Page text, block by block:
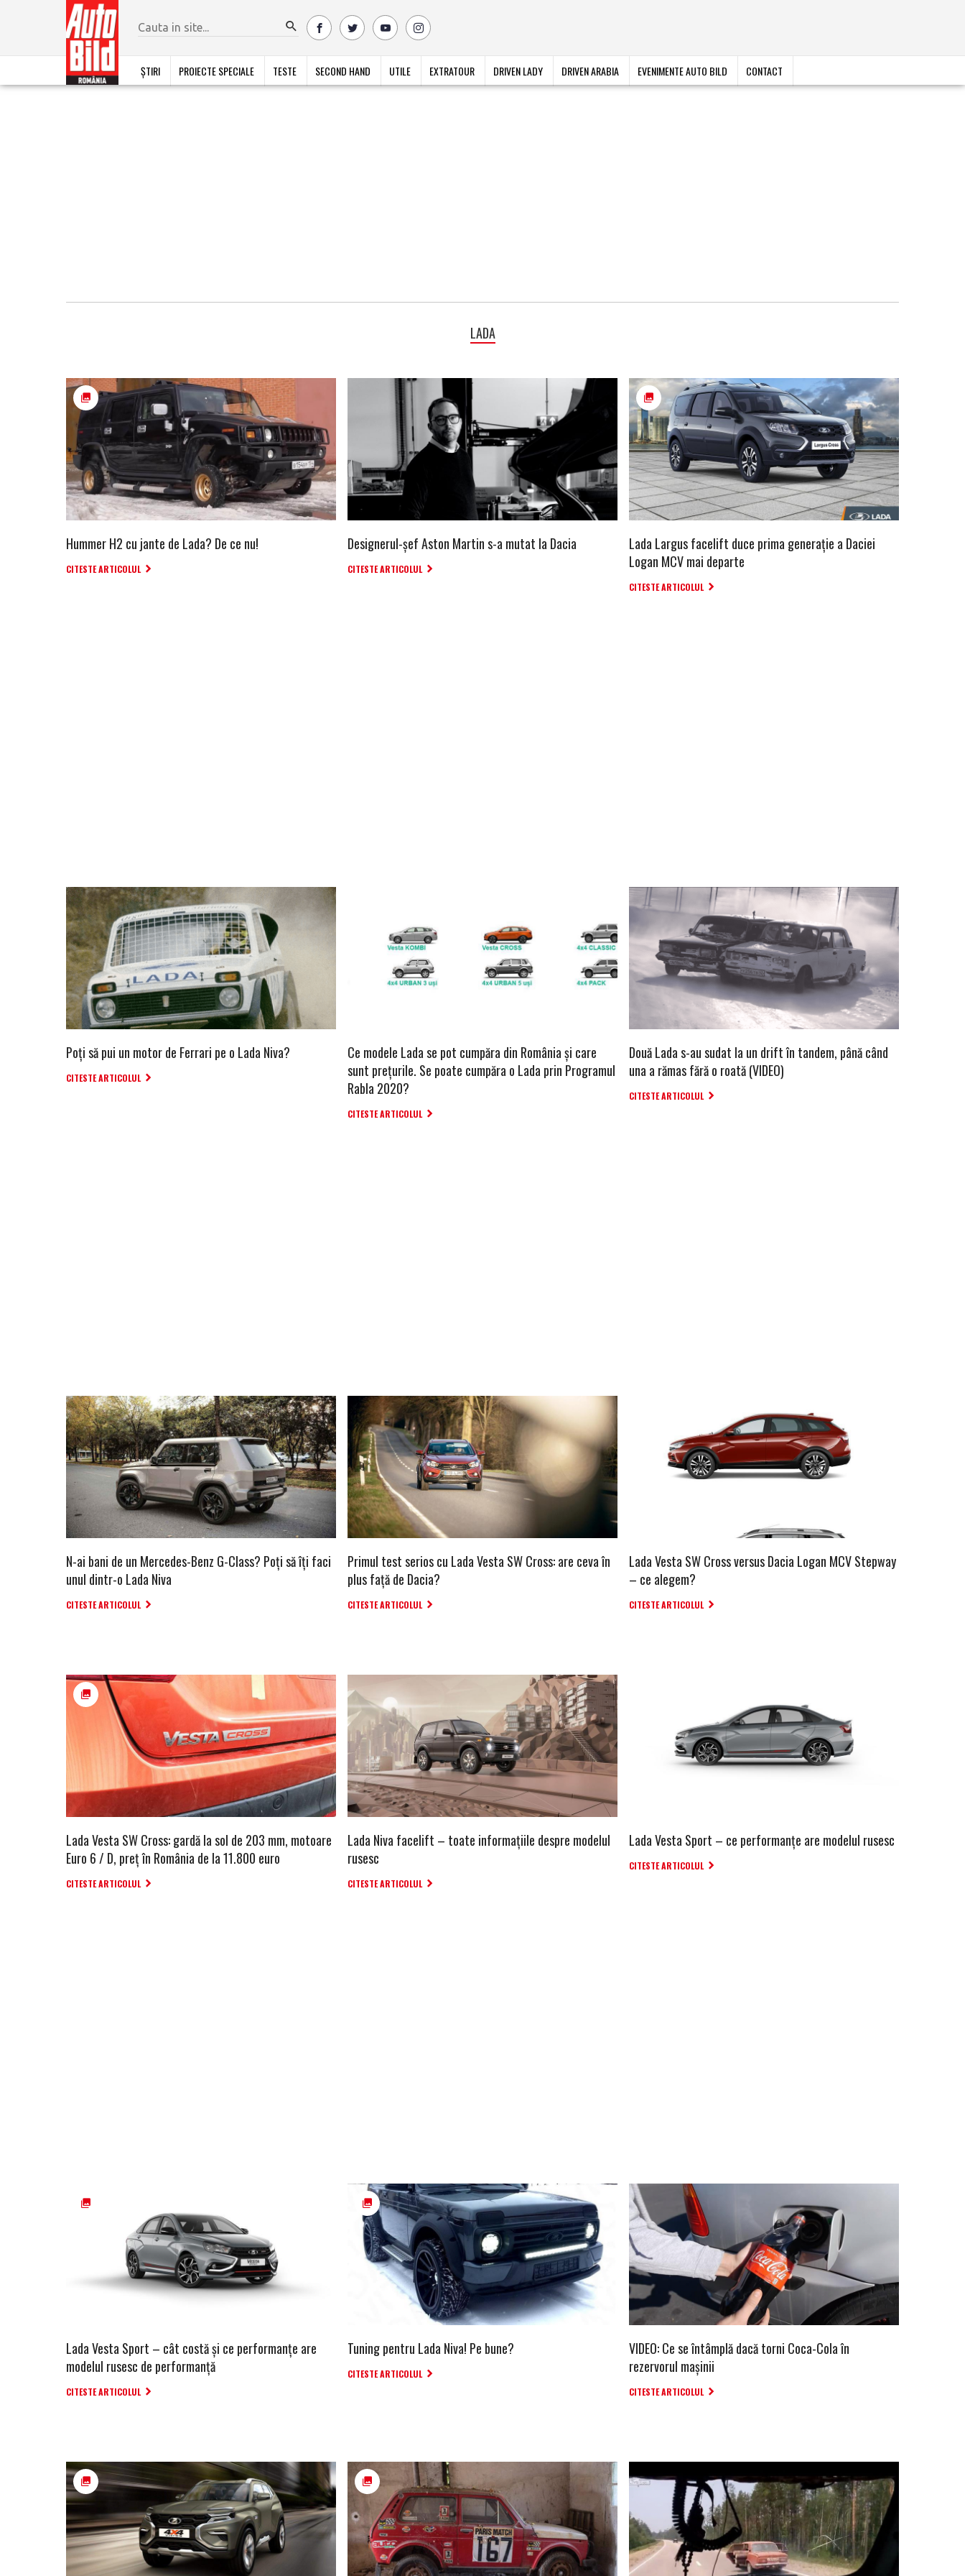
ȘTIRI PROIECTE SPECIALE TESTE SECOND HAND UTILE EXTRATOUR DRIVEN LADY DRIVEN ARABIA EVENIMENTE AUTO BILD CONTACT
LADA
Hummer H2 cu jante de Lada? De ce nu!
CITESTE ARTICOLUL
Designerul-șef Aston Martin s-a mutat la Dacia
CITESTE ARTICOLUL
Lada Largus facelift duce prima generație a Daciei
Logan MCV mai departe
CITESTE ARTICOLUL
Poți să pui un motor de Ferrari pe o Lada Niva?
CITESTE ARTICOLUL
Ce modele Lada se pot cumpăra din România și care
sunt prețurile. Se poate cumpăra o Lada prin Programul
Rabla 2020?
CITESTE ARTICOLUL
Două Lada s-au sudat la un drift în tandem, până când
una a rămas fără o roată (VIDEO)
CITESTE ARTICOLUL
N-ai bani de un Mercedes-Benz G-Class? Poți să îți faci
unul dintr-o Lada Niva
CITESTE ARTICOLUL
Primul test serios cu Lada Vesta SW Cross: are ceva în
plus față de Dacia?
CITESTE ARTICOLUL
Lada Vesta SW Cross versus Dacia Logan MCV Stepway
– ce alegem?
CITESTE ARTICOLUL
Lada Vesta SW Cross: gardă la sol de 203 mm, motoare
Euro 6 / D, preţ în România de la 11.800 euro
CITESTE ARTICOLUL
Lada Niva facelift – toate informaţiile despre modelul
rusesc
CITESTE ARTICOLUL
Lada Vesta Sport – ce performanţe are modelul rusesc
CITESTE ARTICOLUL
Lada Vesta Sport – cât costă şi ce performanţe are
modelul rusesc de performanţă
CITESTE ARTICOLUL
Tuning pentru Lada Niva! Pe bune?
CITESTE ARTICOLUL
VIDEO: Ce se întâmplă dacă torni Coca-Cola în
rezervorul mașinii
CITESTE ARTICOLUL